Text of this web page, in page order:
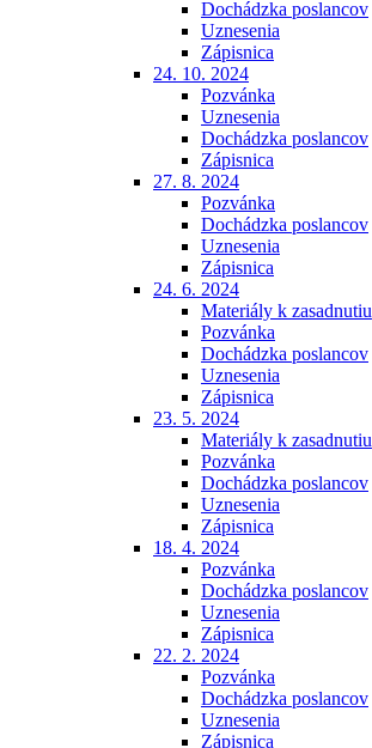
Dochádzka poslancov
Uznesenia
Zápisnica
24. 10. 2024
Pozvánka
Uznesenia
Dochádzka poslancov
Zápisnica
27. 8. 2024
Pozvánka
Dochádzka poslancov
Uznesenia
Zápisnica
24. 6. 2024
Materiály k zasadnutiu
Pozvánka
Dochádzka poslancov
Uznesenia
Zápisnica
23. 5. 2024
Materiály k zasadnutiu
Pozvánka
Dochádzka poslancov
Uznesenia
Zápisnica
18. 4. 2024
Pozvánka
Dochádzka poslancov
Uznesenia
Zápisnica
22. 2. 2024
Pozvánka
Dochádzka poslancov
Uznesenia
Zápisnica